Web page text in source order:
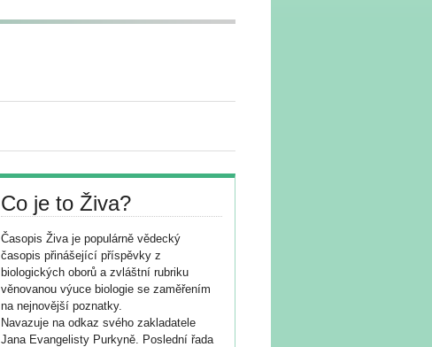
Co je to Živa?
Časopis Živa je populárně vědecký
časopis přinášející příspěvky z
biologických oborů a zvláštní rubriku
věnovanou výuce biologie se zaměřením
na nejnovější poznatky.
Navazuje na odkaz svého zakladatele
Jana Evangelisty Purkyně. Poslední řada